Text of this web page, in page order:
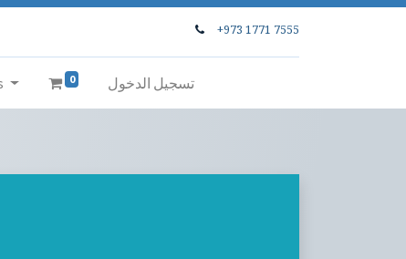
+973 1771 7555
0 تسجيل الدخول